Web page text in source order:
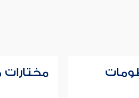
مختارات